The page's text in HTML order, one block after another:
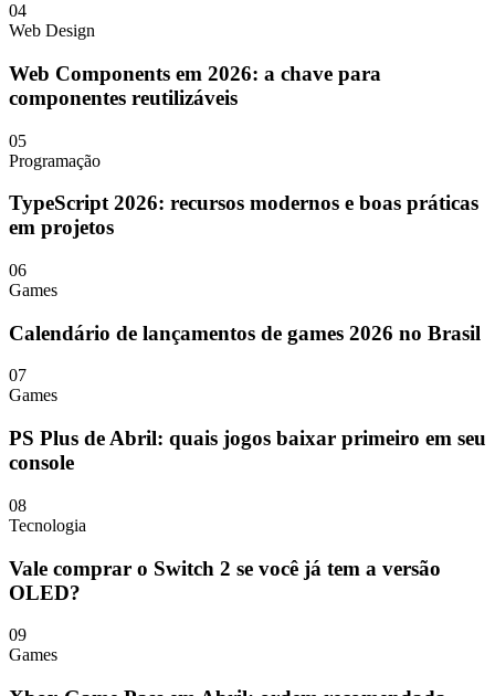
04
Web Design
Web Components em 2026: a chave para
componentes reutilizáveis
05
Programação
TypeScript 2026: recursos modernos e boas práticas
em projetos
06
Games
Calendário de lançamentos de games 2026 no Brasil
07
Games
PS Plus de Abril: quais jogos baixar primeiro em seu
console
08
Tecnologia
Vale comprar o Switch 2 se você já tem a versão
OLED?
09
Games